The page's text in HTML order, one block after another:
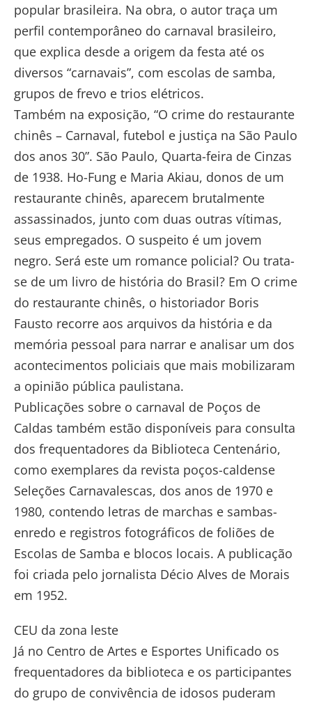
popular brasileira. Na obra, o autor traça um
perfil contemporâneo do carnaval brasileiro,
que explica desde a origem da festa até os
diversos “carnavais”, com escolas de samba,
grupos de frevo e trios elétricos.
Também na exposição, “O crime do restaurante
chinês – Carnaval, futebol e justiça na São Paulo
dos anos 30”. São Paulo, Quarta-feira de Cinzas
de 1938. Ho-Fung e Maria Akiau, donos de um
restaurante chinês, aparecem brutalmente
assassinados, junto com duas outras vítimas,
seus empregados. O suspeito é um jovem
negro. Será este um romance policial? Ou trata-
se de um livro de história do Brasil? Em O crime
do restaurante chinês, o historiador Boris
Fausto recorre aos arquivos da história e da
memória pessoal para narrar e analisar um dos
acontecimentos policiais que mais mobilizaram
a opinião pública paulistana.
Publicações sobre o carnaval de Poços de
Caldas também estão disponíveis para consulta
dos frequentadores da Biblioteca Centenário,
como exemplares da revista poços-caldense
Seleções Carnavalescas, dos anos de 1970 e
1980, contendo letras de marchas e sambas-
enredo e registros fotográficos de foliões de
Escolas de Samba e blocos locais. A publicação
foi criada pelo jornalista Décio Alves de Morais
em 1952.
CEU da zona leste
Já no Centro de Artes e Esportes Unificado os
frequentadores da biblioteca e os participantes
do grupo de convivência de idosos puderam